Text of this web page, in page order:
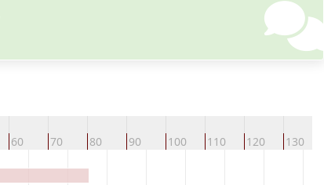
60 70 80 90 100 110 120 130